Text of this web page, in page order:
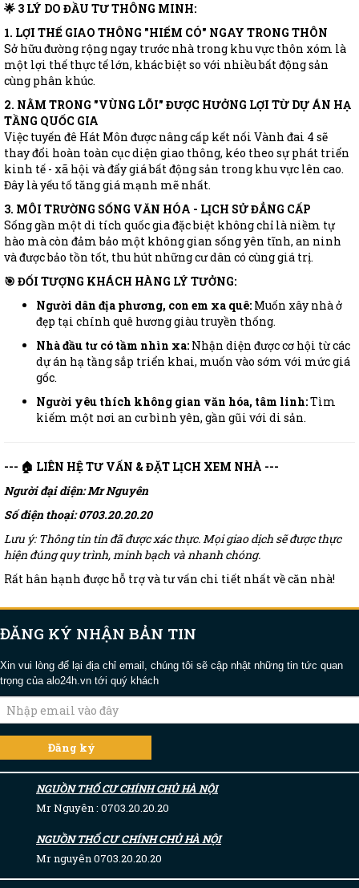
🌟 3 LÝ DO ĐẦU TƯ THÔNG MINH:
1. LỢI THẾ GIAO THÔNG "HIẾM CÓ" NGAY TRONG THÔN
Sở hữu đường rộng ngay trước nhà trong khu vực thôn xóm là
một lợi thế thực tế lớn, khác biệt so với nhiều bất động sản
cùng phân khúc.
2. NẰM TRONG "VÙNG LÕI" ĐƯỢC HƯỞNG LỢI TỪ DỰ ÁN HẠ
TẦNG QUỐC GIA
Việc tuyến đê Hát Môn được nâng cấp kết nối Vành đai 4 sẽ
thay đổi hoàn toàn cục diện giao thông, kéo theo sự phát triển
kinh tế - xã hội và đẩy giá bất động sản trong khu vực lên cao.
Đây là yếu tố tăng giá mạnh mẽ nhất.
3. MÔI TRƯỜNG SỐNG VĂN HÓA - LỊCH SỬ ĐẲNG CẤP
Sống gần một di tích quốc gia đặc biệt không chỉ là niềm tự
hào mà còn đảm bảo một không gian sống yên tĩnh, an ninh
và được bảo tồn tốt, thu hút những cư dân có cùng giá trị.
🎯 ĐỐI TƯỢNG KHÁCH HÀNG LÝ TƯỞNG:
Người dân địa phương, con em xa quê: Muốn xây nhà ở
đẹp tại chính quê hương giàu truyền thống.
Nhà đầu tư có tầm nhìn xa: Nhận diện được cơ hội từ các
dự án hạ tầng sắp triển khai, muốn vào sớm với mức giá
gốc.
Người yêu thích không gian văn hóa, tâm linh:Tìm
kiếm một nơi an cư bình yên, gần gũi với di sản.
--- 🏠 LIÊN HỆ TƯ VẤN & ĐẶT LỊCH XEM NHÀ ---
Người đại diện: Mr Nguyên
Số điện thoại: 0703.20.20.20
Lưu ý: Thông tin tin đã được xác thực. Mọi giao dịch sẽ được thực
hiện đúng quy trình, minh bạch và nhanh chóng.
Rất hân hạnh được hỗ trợ và tư vấn chi tiết nhất về căn nhà!
ĐĂNG KÝ NHẬN BẢN TIN
Xin vui lòng để lại địa chỉ email, chúng tôi sẽ cập nhật những tin tức quan
trọng của alo24h.vn tới quý khách
NGUỒN THỔ CƯ CHÍNH CHỦ HÀ NỘI
Mr Nguyên : 0703.20.20.20
NGUỒN THỔ CƯ CHÍNH CHỦ HÀ NỘI
Mr nguyên 0703.20.20.20